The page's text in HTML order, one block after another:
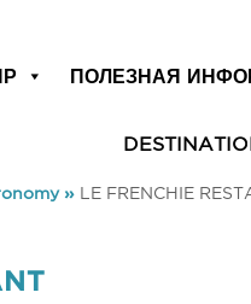
ПОЛЕЗНАЯ
» LE FRENCHIE